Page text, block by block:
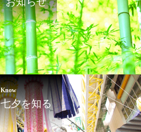
Know
七夕を知る